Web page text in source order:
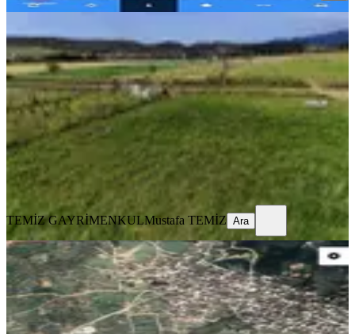
Doğancı Köy'de Satılık Arazi
Osmangazi, Doğancı Mahallesi
6186 m²·2.182/m²·02.01.2026
13.500.000 ₺
TEMİZ GAYRİMENKUL Mustafa TEMİZ
Ara
TEMİZ GAYRİMENKULMustafa TEMİZ Ara
%4
Gündoğdu'da Yatırım Fırsatı Arazi
Osmangazi, Gündoğdu Mahallesi
1629 m²·1.535/m²·17.05.2026